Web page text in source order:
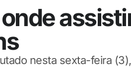
nesta sexta-feira